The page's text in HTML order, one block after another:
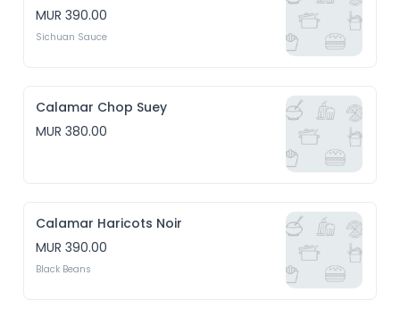
MUR 390.00
Sichuan Sauce
Calamar Chop Suey
MUR 380.00
Calamar Haricots Noir
MUR 390.00
Black Beans